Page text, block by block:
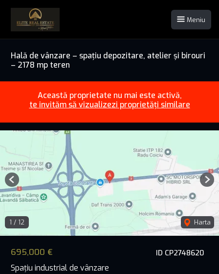
Meniu
Hală de vânzare – spațiu depozitare, atelier și birouri
– 2178 mp teren
Această proprietate nu mai este activă,
te invităm să vizualizezi proprietăți similare
ID CP2748620
695,000 €
Spațiu industrial de vânzare
1 / 12 Harta
Previous